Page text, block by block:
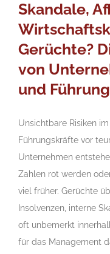
Skandale,
Gerüchte?
von
und
Unsichtbare Risiken
Führungskräfte vor
Unternehmen
Zahlen rot werden
viel früher. Gerüchte
Insolvenzen, interne
oft unbemerkt
für das Management